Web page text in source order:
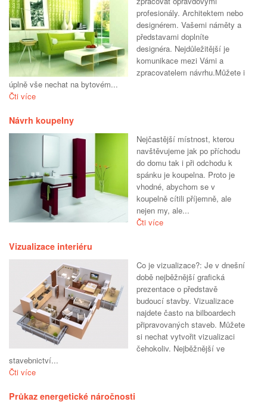
profesionály. Architektem nebo
designérem. Vašemi náměty a
představami doplníte
designéra. Nejdůležitější je
komunikace mezi Vámi a
zpracovatelem návrhu.Můžete i
úplně vše nechat na bytovém...
Čti více
Návrh koupelny
Nejčastější místnost, kterou
navštěvujeme jak po příchodu
do domu tak i při odchodu k
spánku je koupelna. Proto je
vhodné, abychom se v
koupelně cítili příjemně, ale
nejen my, ale...
Čti více
Vizualizace interiéru
Co je vizualizace?: Je v dnešní
době nejběžnější grafická
prezentace o představě
budoucí stavby. Vizualizace
najdete často na bilboardech
připravovaných staveb. Můžete
si nechat vytvořit vizualizaci
čehokoliv. Nejběžnější ve
stavebnictví...
Čti více
Průkaz energetické náročnosti